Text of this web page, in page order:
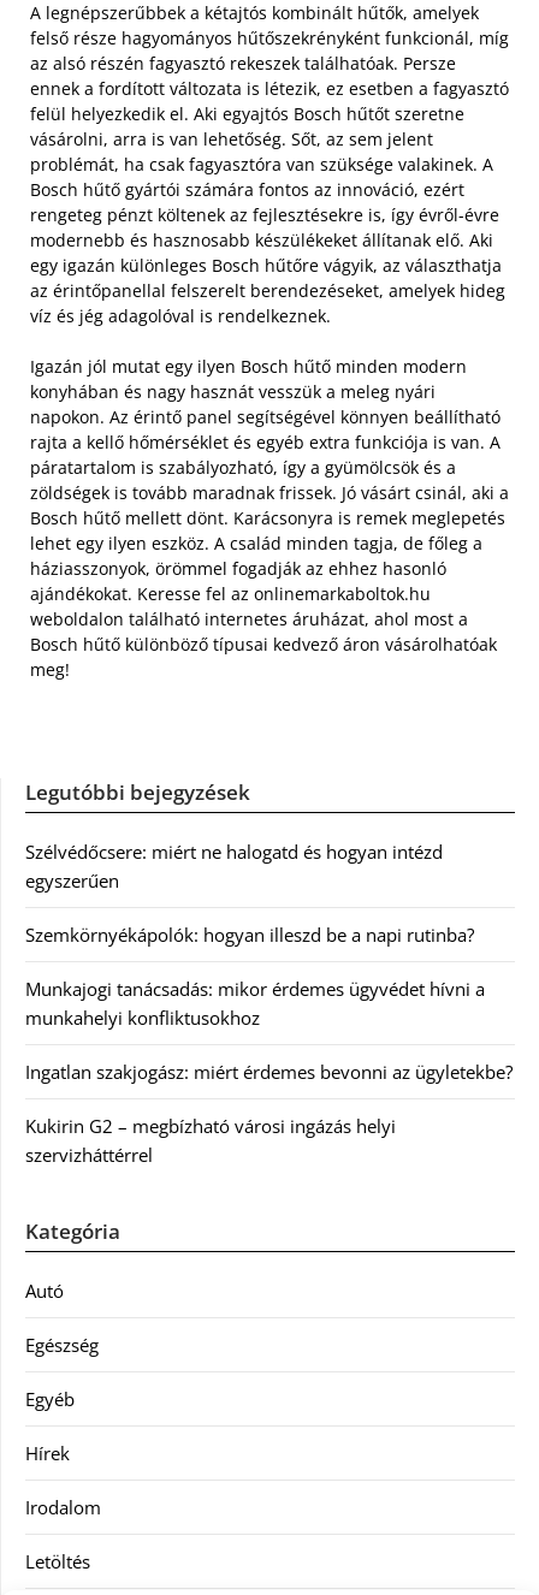
A legnépszerűbbek a kétajtós kombinált hűtők, amelyek
felső része hagyományos hűtőszekrényként funkcionál, míg
az alsó részén fagyasztó rekeszek találhatóak. Persze
ennek a fordított változata is létezik, ez esetben a fagyasztó
felül helyezkedik el. Aki egyajtós Bosch hűtőt szeretne
vásárolni, arra is van lehetőség. Sőt, az sem jelent
problémát, ha csak fagyasztóra van szüksége valakinek. A
Bosch hűtő gyártói számára fontos az innováció, ezért
rengeteg pénzt költenek az fejlesztésekre is, így évről-évre
modernebb és hasznosabb készülékeket állítanak elő. Aki
egy igazán különleges Bosch hűtőre vágyik, az választhatja
az érintőpanellal felszerelt berendezéseket, amelyek hideg
víz és jég adagolóval is rendelkeznek.
Igazán jól mutat egy ilyen Bosch hűtő minden modern
konyhában és nagy hasznát vesszük a meleg nyári
napokon. Az érintő panel segítségével könnyen beállítható
rajta a kellő hőmérséklet és egyéb extra funkciója is van. A
páratartalom is szabályozható, így a gyümölcsök és a
zöldségek is tovább maradnak frissek. Jó vásárt csinál, aki a
Bosch hűtő mellett dönt. Karácsonyra is remek meglepetés
lehet egy ilyen eszköz. A család minden tagja, de főleg a
háziasszonyok, örömmel fogadják az ehhez hasonló
ajándékokat. Keresse fel az onlinemarkaboltok.hu
weboldalon található internetes áruházat, ahol most a
Bosch hűtő különböző típusai kedvező áron vásárolhatóak
meg!
Legutóbbi bejegyzések
Szélvédőcsere: miért ne halogatd és hogyan intézd
egyszerűen
Szemkörnyékápolók: hogyan illeszd be a napi rutinba?
Munkajogi tanácsadás: mikor érdemes ügyvédet hívni a
munkahelyi konfliktusokhoz
Ingatlan szakjogász: miért érdemes bevonni az ügyletekbe?
Kukirin G2 – megbízható városi ingázás helyi
szervizháttérrel
Kategória
Autó
Egészség
Egyéb
Hírek
Irodalom
Letöltés